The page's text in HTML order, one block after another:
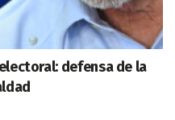
defensa de la